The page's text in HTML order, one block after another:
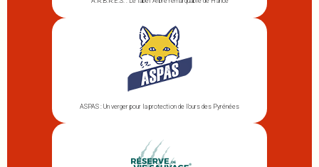
ASPAS : Un verger pour la protection de l’ours des Pyrénées